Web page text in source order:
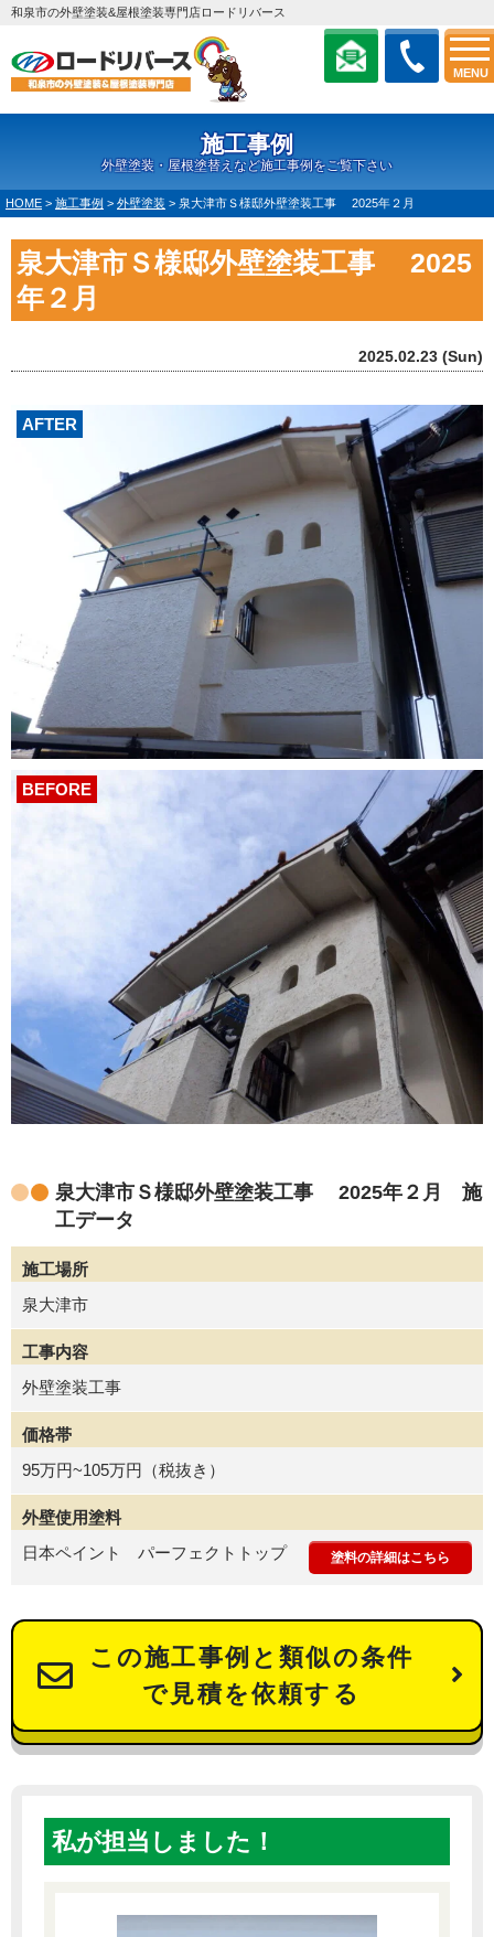
MENU
和泉市の外壁塗装&屋根塗装専門店ロードリバース
施工事例
外壁塗装・屋根塗替えなど施工事例をご覧下さい
HOME > 施工事例 > 外壁塗装 > 泉大津市Ｓ様邸外壁塗装工事 2025年２月
泉大津市Ｓ様邸外壁塗装工事 2025
年２月
2025.02.23 (Sun)
AFTER
BEFORE
泉大津市Ｓ様邸外壁塗装工事 2025年２月 施
工データ
施工場所
泉大津市
工事内容
外壁塗装工事
価格帯
95万円~105万円（税抜き）
外壁使用塗料
日本ペイント パーフェクトトップ
塗料の詳細はこちら
この施工事例と類似の条件
で見積を依頼する
私が担当しました！